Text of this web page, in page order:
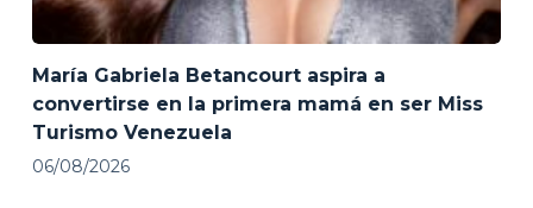
María Gabriela Betancourt aspira a
convertirse en la primera mamá en ser Miss
Turismo Venezuela
06/08/2026